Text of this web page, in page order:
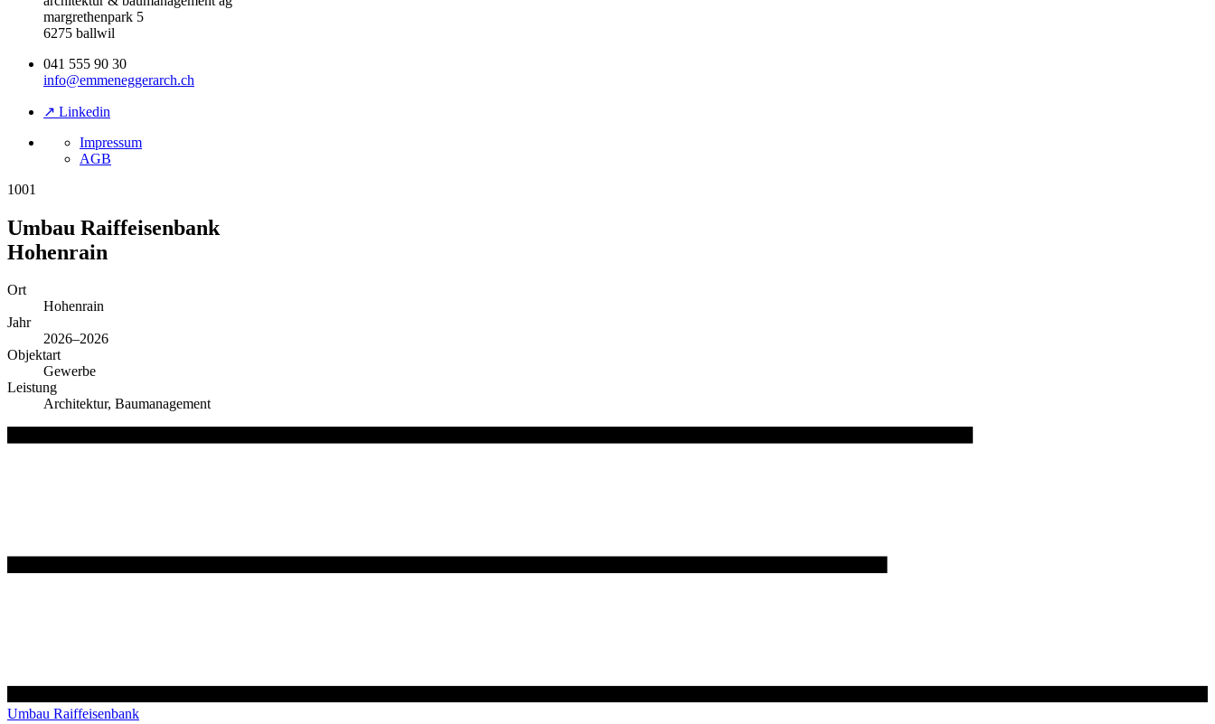
margrethenpark 5
6275 ballwil
041 555 90 30
info@emmeneggerarch.ch
↗ Linkedin
Impressum
AGB
1001
Umbau Raiffeisenbank
Hohenrain
Ort
Hohenrain
Jahr
2026–2026
Objektart
Gewerbe
Leistung
Architektur, Baumanagement
Umbau Raiffeisenbank